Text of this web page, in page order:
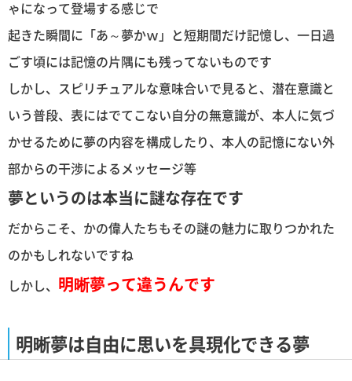
ゃになって登場する感じで
起きた瞬間に「あ～夢かｗ」と短期間だけ記憶し、一日過
ごす頃には記憶の片隅にも残ってないものです
しかし、スピリチュアルな意味合いで見ると、潜在意識と
いう普段、表にはでてこない自分の無意識が、本人に気づ
かせるために夢の内容を構成したり、本人の記憶にない外
部からの干渉によるメッセージ等
夢というのは本当に謎な存在です
だからこそ、かの偉人たちもその謎の魅力に取りつかれた
のかもしれないですね
しかし、 明晰夢って違うんです
明晰夢は自由に思いを具現化できる夢